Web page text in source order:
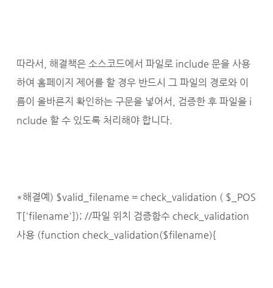
따라서, 해결책은 소스코드에서 파일로 include 문을 사용
하여 홈페이지 제어를 할 경우 반드시 그 파일의 경로와 이
름이 올바른지 확인하는 구문을 넣어서, 검증한 후 파일을 i
nclude 할 수 있도록 처리해야 합니다.
*해결예) $valid_filename = check_validation ( $_POS
T['filename']); //파일 위치 검증함수 check_validation
사용 (function check_validation($filename){